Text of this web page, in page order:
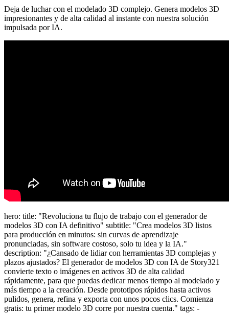
Deja de luchar con el modelado 3D complejo. Genera modelos 3D
impresionantes y de alta calidad al instante con nuestra solución
impulsada por IA.
hero: title: "Revoluciona tu flujo de trabajo con el generador de
modelos 3D con IA definitivo" subtitle: "Crea modelos 3D listos
para producción en minutos: sin curvas de aprendizaje
pronunciadas, sin software costoso, solo tu idea y la IA."
description: "¿Cansado de lidiar con herramientas 3D complejas y
plazos ajustados? El generador de modelos 3D con IA de Story321
convierte texto o imágenes en activos 3D de alta calidad
rápidamente, para que puedas dedicar menos tiempo al modelado y
más tiempo a la creación. Desde prototipos rápidos hasta activos
pulidos, genera, refina y exporta con unos pocos clics. Comienza
gratis: tu primer modelo 3D corre por nuestra cuenta." tags: -